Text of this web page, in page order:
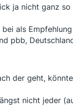
ja nicht ganz
als
pbb,
der geht,
nicht jeder